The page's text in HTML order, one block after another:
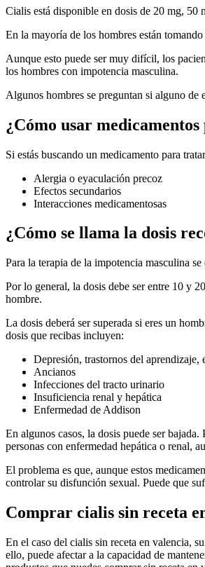
Cialis está disponible en dosis de 20 mg,
En la mayoría de los hombres están
Aunque esto puede ser muy difícil, los
los hombres con impotencia masculina.
Algunos hombres se preguntan si alguno de
¿Cómo usar
Si estás buscando un medicamento para
Alergia o eyaculación precoz
Efectos secundarios
Interacciones medicamentosas
¿Cómo se llama la dosis
Para la terapia de la impotencia masculina
Por lo general, la dosis debe ser entre 10 y
hombre.
La dosis deberá ser superada si eres un
dosis que recibas incluyen:
Depresión, trastornos del aprendizaje,
Ancianos
Infecciones del tracto urinario
Insuficiencia renal y hepática
Enfermedad de Addison
En algunos casos, la dosis puede ser
personas con enfermedad hepática o renal,
El problema es que, aunque estos
controlar su disfunción sexual. Puede que
Comprar cialis sin receta
En el caso del cialis sin receta en valencia,
ello, puede afectar a la capacidad de